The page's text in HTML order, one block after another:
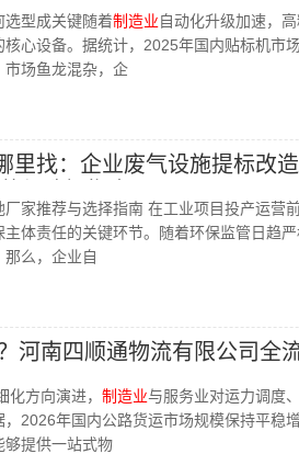
型成关键随着制造业自动化升级加速，
心设备。据统计，2025年国内贴标机市
市场鱼龙混杂，企
里找：企业废气设施提标改
家推荐与选择指南 在工业项目投产运营
体责任的关键环节。随着环保监管日趋
么，企业自
河南四顺通物流有限公司全
方向演进， 制造业与服务业对运力调度
2026年国内公路货运市场规模保持平稳
够提供一站式物